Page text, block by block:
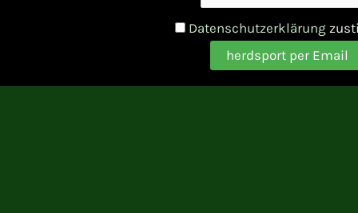
Datenschutzerklärung